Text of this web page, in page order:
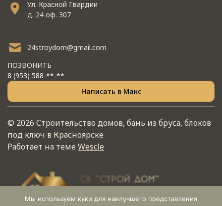
Ул. Красной Гвардии
д. 24 оф. 307
24stroydom@gmail.com
ПОЗВОНИТЬ
8 (953) 588-**-**
Написать в Макс
© 2026 Строительство домов, бань из бруса, блоков
под ключ в Красноярске
Работает на темеWescle
Мы используем куки для наилучшего представления